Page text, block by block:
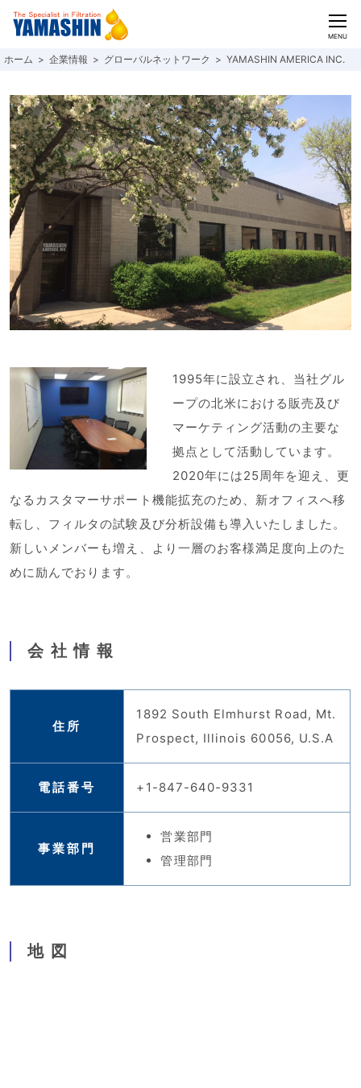
CLOSE
MENU
企業情報 グローバルネットワーク YAMASHIN AMERICA INC.
1995年に設立され、当社グル
ープの北米における販売及び
マーケティング活動の主要な
拠点として活動しています。
2020年には25周年を迎え、更
なるカスタマーサポート機能拡充のため、新オフィスへ移
転し、フィルタの試験及び分析設備も導入いたしました。
新しいメンバーも増え、より一層のお客様満足度向上のた
めに励んでおります。
会社情報
住所
1892 South Elmhurst Road, Mt.
Prospect, Illinois 60056, U.S.A
電話番号 +1-847-640-9331
事業部門
営業部門
管理部門
地図